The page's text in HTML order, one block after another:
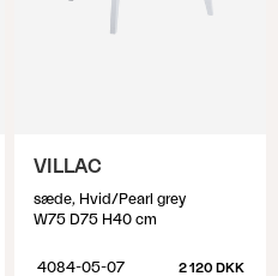
VILLAC
sæde, Hvid/Pearl grey
W75 D75 H40 cm
4084-05-07 2 120 DKK